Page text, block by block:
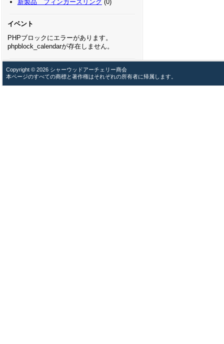
新製品 フィンガースリング (0)
イベント
PHPブロックにエラーがあります。
phpblock_calendarが存在しません。
Copyright © 2026 シャーウッドアーチェリー商会
本ページのすべての商標と著作権はそれぞれの所有者に帰属します。